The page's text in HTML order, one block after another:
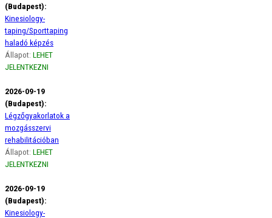
(Budapest):
Kinesiology-
taping/Sporttaping
haladó képzés
Állapot: LEHET
JELENTKEZNI
2026-09-19
(Budapest):
Légzőgyakorlatok a
mozgásszervi
rehabilitációban
Állapot: LEHET
JELENTKEZNI
2026-09-19
(Budapest):
Kinesiology-